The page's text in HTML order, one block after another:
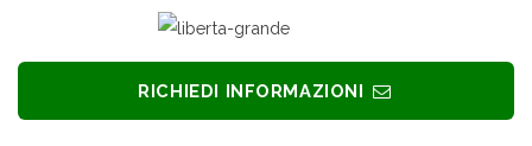
RICHIEDI INFORMAZIONI